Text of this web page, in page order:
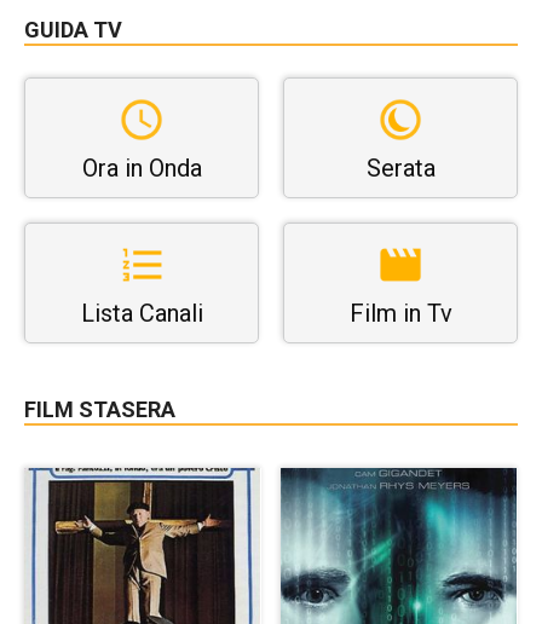
GUIDA TV
Ora in Onda Serata
Lista Canali Film in Tv
FILM STASERA